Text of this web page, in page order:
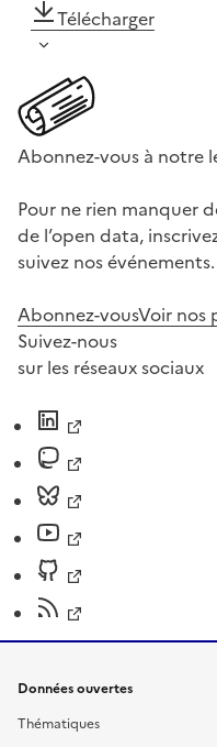
Télécharger
Abonnez-vous à notre
Pour ne rien manquer
de l’open data,
suivez nos événements.
Abonnez-vousVoir nos
Suivez-nous
sur les réseaux sociaux
Données ouvertes
Thématiques